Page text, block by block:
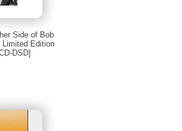
Side of Bob
Limited Edition
DSD]